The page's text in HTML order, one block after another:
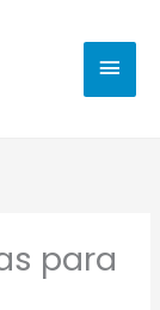
para